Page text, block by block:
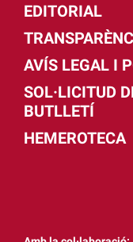
EDITORIAL
AVÍS LEGAL I
SOL·LICITUD
BUTLLETÍ
HEMEROTECA